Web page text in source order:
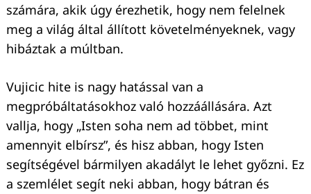
számára, akik úgy érezhetik, hogy nem felelnek
meg a világ által állított követelményeknek, vagy
hibáztak a múltban.
Vujicic hite is nagy hatással van a
megpróbáltatásokhoz való hozzáállására. Azt
vallja, hogy „Isten soha nem ad többet, mint
amennyit elbírsz”, és hisz abban, hogy Isten
segítségével bármilyen akadályt le lehet győzni. Ez
a szemlélet segít neki abban, hogy bátran és